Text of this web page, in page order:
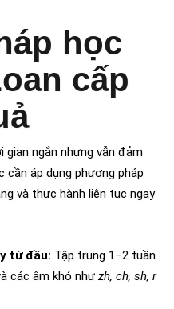
học
cấp
ngắn nhưng vẫn đảm
cần áp dụng phương pháp
và thực hành liên tục ngay
từ đầu: Tập trung 1–2 tuần
các âm khó như zh, ch, sh, r